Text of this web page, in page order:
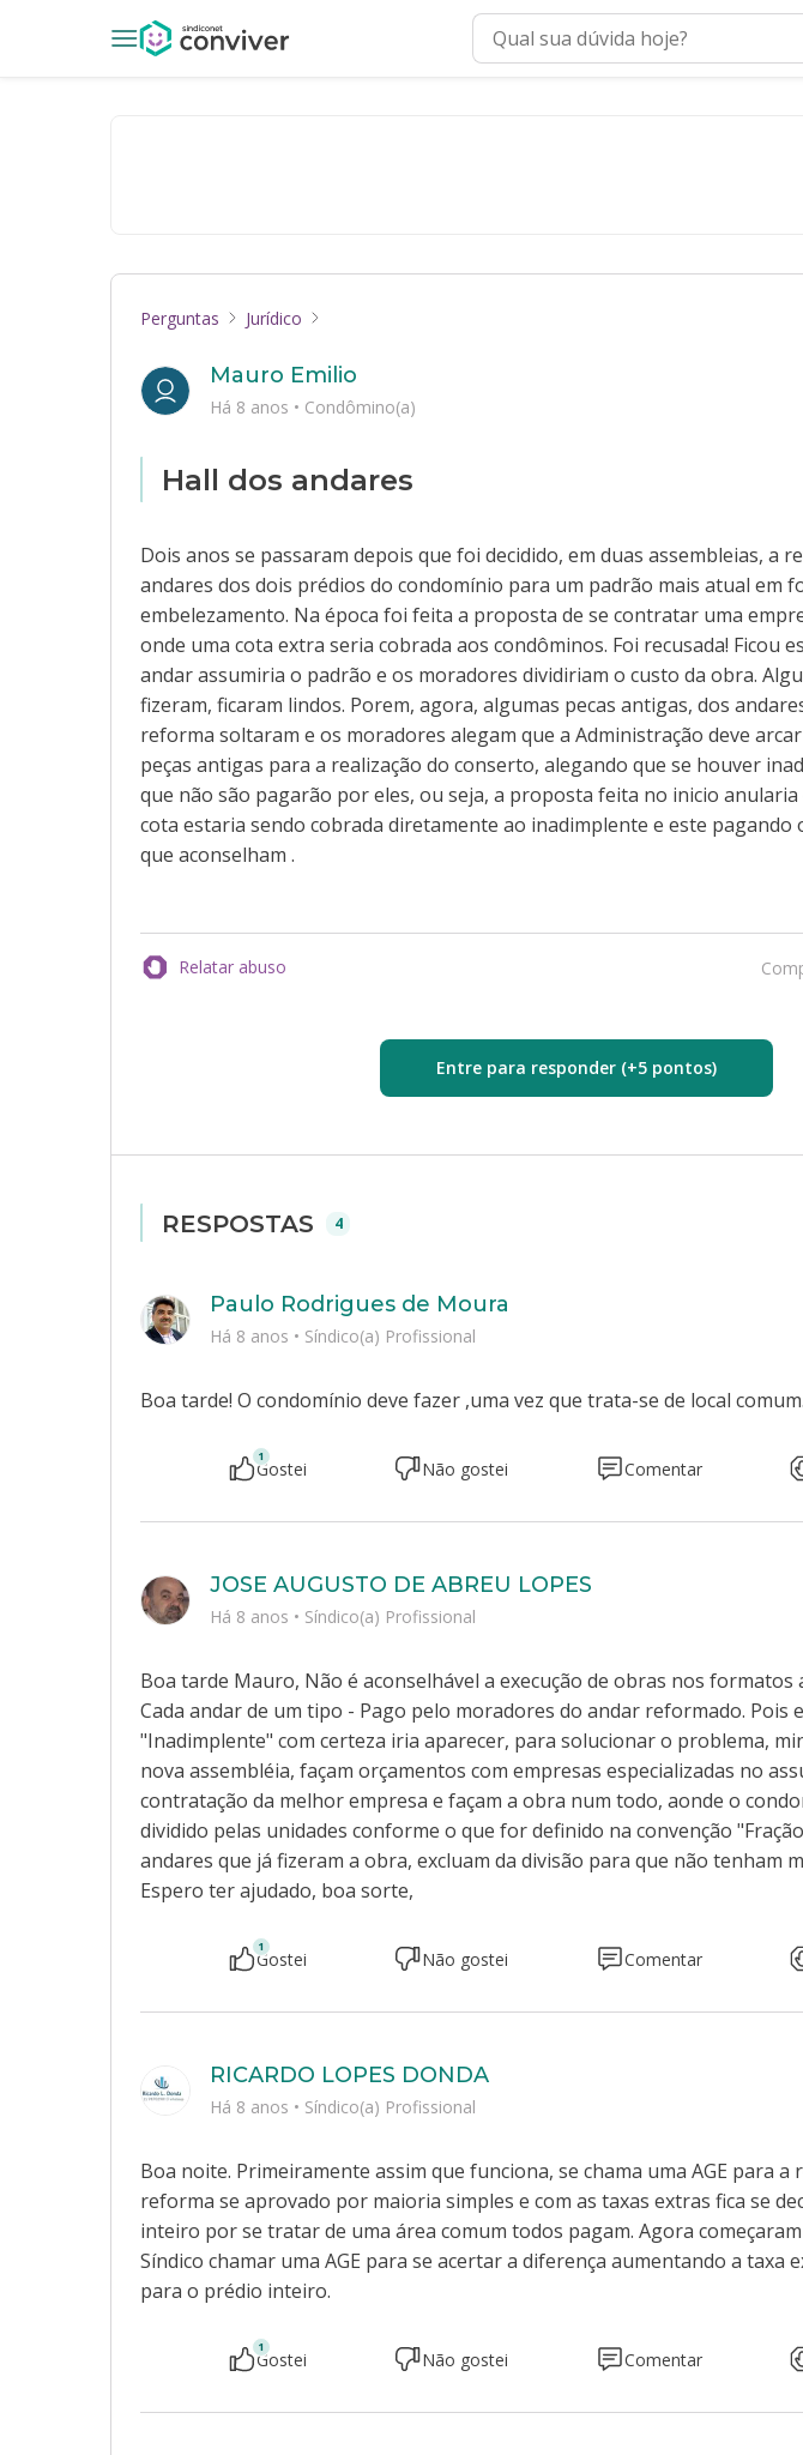
Perguntas Jurídico
Hall dos andares
Dois anos se passaram depois que foi decidido, em duas assembleias, a
andares dos dois prédios do condomínio para um padrão mais atual em
embelezamento. Na época foi feita a proposta de se contratar uma
onde uma cota extra seria cobrada aos condôminos. Foi recusada! Ficou
andar assumiria o padrão e os moradores dividiriam o custo da obra.
fizeram, ficaram lindos. Porem, agora, algumas pecas antigas, dos
reforma soltaram e os moradores alegam que a Administração deve
peças antigas para a realização do conserto, alegando que se houver
que não são pagarão por eles, ou seja, a proposta feita no inicio
cota estaria sendo cobrada diretamente ao inadimplente e este pagando
que aconselham .
Mauro Emilio
Há 8 anos • Condômino(a)
Relatar abuso
Entre para responder (+5 pontos)
RESPOSTAS 4
Boa tarde! O condomínio deve fazer ,uma vez que trata-se de local comum.
Paulo Rodrigues de Moura
Há 8 anos • Síndico(a) Profissional
1
Gostei Não gostei Comentar
Boa tarde Mauro, Não é aconselhável a execução de obras nos formatos
Cada andar de um tipo - Pago pelo moradores do andar reformado. Pois
"Inadimplente" com certeza iria aparecer, para solucionar o problema,
nova assembléia, façam orçamentos com empresas especializadas no
contratação da melhor empresa e façam a obra num todo, aonde o
dividido pelas unidades conforme o que for definido na convenção
andares que já fizeram a obra, excluam da divisão para que não tenham
Espero ter ajudado, boa sorte,
JOSE AUGUSTO DE ABREU LOPES
Há 8 anos • Síndico(a) Profissional
1
Gostei Não gostei Comentar
Boa noite. Primeiramente assim que funciona, se chama uma AGE para a
reforma se aprovado por maioria simples e com as taxas extras fica se
inteiro por se tratar de uma área comum todos pagam. Agora
Síndico chamar uma AGE para se acertar a diferença aumentando a taxa
para o prédio inteiro.
RICARDO LOPES DONDA
Há 8 anos • Síndico(a) Profissional
1
Gostei Não gostei Comentar